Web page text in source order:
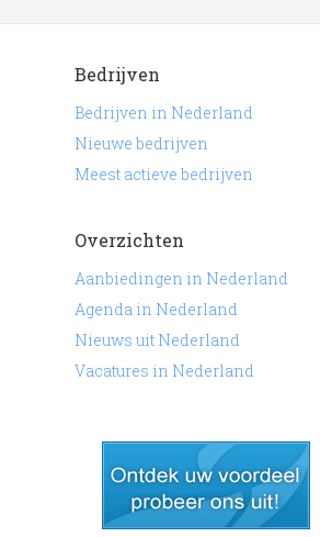
Bedrijven
Bedrijven in Nederland
Nieuwe bedrijven
Meest actieve bedrijven
Overzichten
Aanbiedingen in Nederland
Agenda in Nederland
Nieuws uit Nederland
Vacatures in Nederland